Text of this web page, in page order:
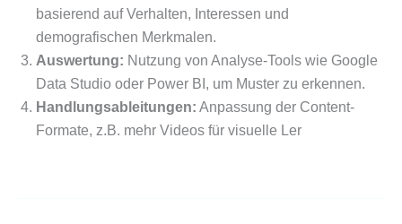
basierend auf Verhalten, Interessen und
demografischen Merkmalen.
Auswertung: Nutzung von Analyse-Tools wie Google
Data Studio oder Power BI, um Muster zu erkennen.
Handlungsableitungen: Anpassung der Content-
Formate, z.B. mehr Videos für visuelle Ler